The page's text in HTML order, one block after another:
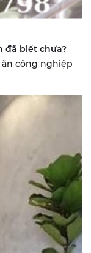
đã biết chưa?
công nghiệp